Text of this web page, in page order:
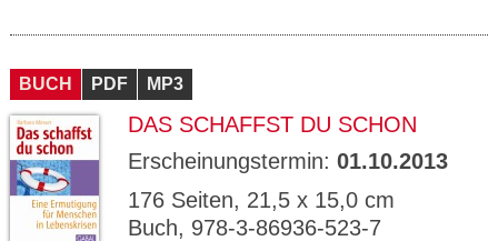
BUCH PDF MP3
DAS SCHAFFST DU SCHON
Erscheinungstermin: 01.10.2013
176 Seiten, 21,5 x 15,0 cm
Buch, 978-3-86936-523-7